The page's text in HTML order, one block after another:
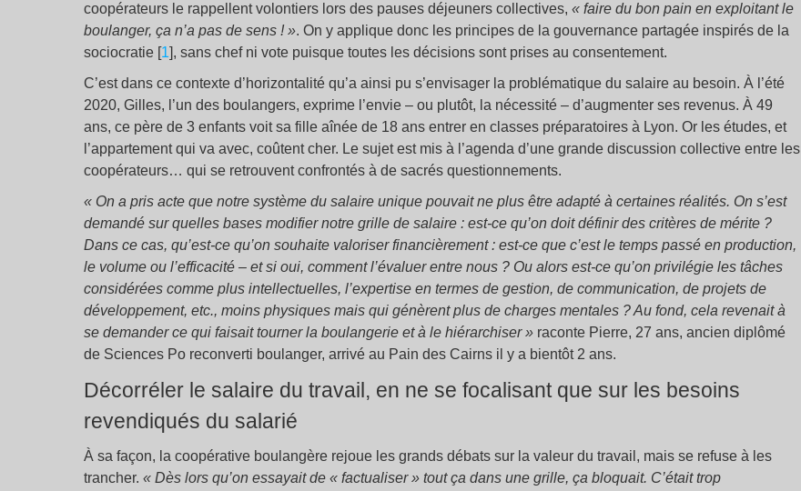
coopérateurs le rappellent volontiers lors des pauses déjeuners collectives, « faire du bon pain en exploitant le
boulanger, ça n’a pas de sens ! ». On y applique donc les principes de la gouvernance partagée inspirés de la
sociocratie [1], sans chef ni vote puisque toutes les décisions sont prises au consentement.
C’est dans ce contexte d’horizontalité qu’a ainsi pu s’envisager la problématique du salaire au besoin. À l’été
2020, Gilles, l’un des boulangers, exprime l’envie – ou plutôt, la nécessité – d’augmenter ses revenus. À 49
ans, ce père de 3 enfants voit sa fille aînée de 18 ans entrer en classes préparatoires à Lyon. Or les études, et
l’appartement qui va avec, coûtent cher. Le sujet est mis à l’agenda d’une grande discussion collective entre les
coopérateurs… qui se retrouvent confrontés à de sacrés questionnements.
« On a pris acte que notre système du salaire unique pouvait ne plus être adapté à certaines réalités. On s’est
demandé sur quelles bases modifier notre grille de salaire : est-ce qu’on doit définir des critères de mérite ?
Dans ce cas, qu’est-ce qu’on souhaite valoriser financièrement : est-ce que c’est le temps passé en production,
le volume ou l’efficacité – et si oui, comment l’évaluer entre nous ? Ou alors est-ce qu’on privilégie les tâches
considérées comme plus intellectuelles, l’expertise en termes de gestion, de communication, de projets de
développement, etc., moins physiques mais qui génèrent plus de charges mentales ? Au fond, cela revenait à
se demander ce qui faisait tourner la boulangerie et à le hiérarchiser » raconte Pierre, 27 ans, ancien diplômé
de Sciences Po reconverti boulanger, arrivé au Pain des Cairns il y a bientôt 2 ans.
Décorréler le salaire du travail, en ne se focalisant que sur les besoins
revendiqués du salarié
À sa façon, la coopérative boulangère rejoue les grands débats sur la valeur du travail, mais se refuse à les
trancher. « Dès lors qu’on essayait de « factualiser » tout ça dans une grille, ça bloquait. C’était trop